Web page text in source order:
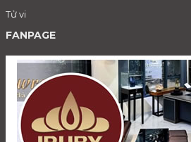
Tử vi
FANPAGE